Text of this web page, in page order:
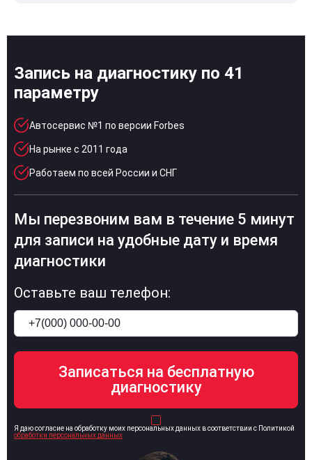
Запись на диагностику по 41
параметру
Автосервис №1 по версии Forbes
На рынке с 2011 года
Работаем по всей России и СНГ
Мы перезвоним вам в течение 5 минут
для записи на удобные дату и время
диагностики
Оставьте ваш телефон:
Я даю согласие на обработку моих персональных данных в соответствии с Политикой
обработки персональных данных